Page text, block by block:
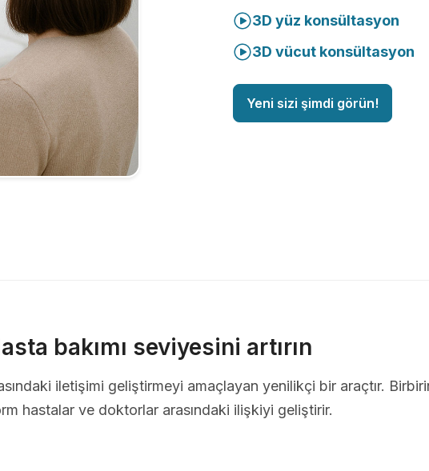
3D yüz konsültasyon
3D vücut konsültasyon
Yeni sizi şimdi görün!
bakımı seviyesini artırın
iletişimi geliştirmeyi amaçlayan yenilikçi bir araçtır.
hastalar ve doktorlar arasındaki ilişkiyi geliştirir.